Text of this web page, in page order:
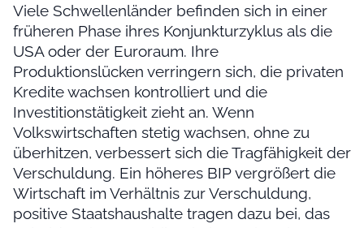
Viele Schwellenländer befinden sich in einer
früheren Phase ihres Konjunkturzyklus als die
USA oder der Euroraum. Ihre
Produktionslücken verringern sich, die privaten
Kredite wachsen kontrolliert und die
Investitionstätigkeit zieht an. Wenn
Volkswirtschaften stetig wachsen, ohne zu
überhitzen, verbessert sich die Tragfähigkeit der
Verschuldung. Ein höheres BIP vergrößert die
Wirtschaft im Verhältnis zur Verschuldung,
positive Staatshaushalte tragen dazu bei, das